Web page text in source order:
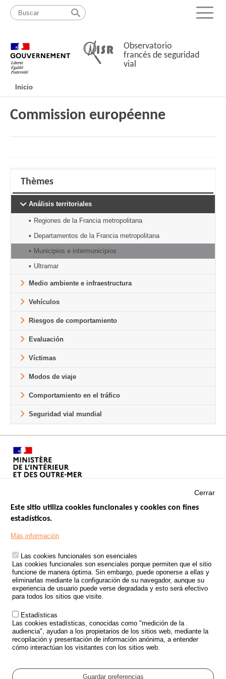
Pasar
contenido
Mapa
web
Menu
Observatorio
francés de seguridad
vial
principale
Inicio
Commission européenne
Thèmes
Análisis territoriales
Regiones de la Francia metropolitana
Departamentos de la Francia metropolitana
Municipios e intermunicipios
Ultramar
Medio ambiente e infraestructura
Vehículos
Riesgos de comportamiento
Evaluación
Víctimas
Modos de viaje
Comportamiento en el tráfico
Seguridad vial mundial
Footer
TRATAMIENTO DE DATOS PERSONALES PROCEDENTES DE
ACCIDENTES DE TRÁFICO
ESTUDIOS
CONVOCATORIA DE PROYECTOS DE ESTUDIOS
POLÍTICA DE SEGURIDAD VIAL
Outils
EVENTOS
GLOSARIO
Cerrar
Este sitio utiliza cookies funcionales y cookies con fines
estadísticos.
Más información
Las cookies funcionales son esenciales
Las cookies funcionales son esenciales porque permiten que el sitio
funcione de manera óptima. Sin embargo, puede oponerse a ellas y
eliminarlas mediante la configuración de su navegador, aunque su
experiencia de usuario puede verse degradada y esto será efectivo
para todos los sitios que visite.
Estadísticas
Las cookies estadísticas, conocidas como "medición de la
audiencia", ayudan a los propietarios de los sitios web, mediante la
recopilación y presentación de información anónima, a entender
cómo interactúan los visitantes con los sitios web.
Guardar preferencias